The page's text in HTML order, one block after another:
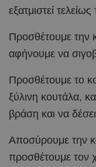
εξατμιστεί
Προσθέτουμε την
αφήνουμε να
Προσθέτουμε το
ξύλινη κουτάλα,
βράση και να
Αποσύρουμε την
προσθέτουμε τον